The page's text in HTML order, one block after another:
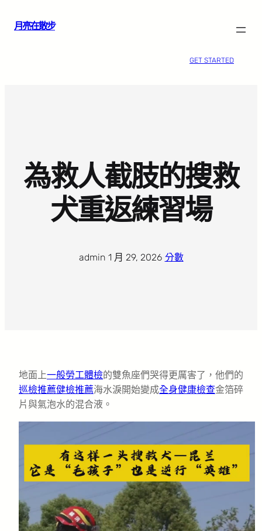
月亮在散步
GET STARTED
為救人截肢的搜救
犬重返練習場
admin· 1 月 29, 2026· 分數
地面上一般勞工體檢的雙魚座們哭得更厲害了，他們的
巡檢推薦健檢推薦海水淚開始變成全身健康檢查金箔碎
片與氣泡水的混合液。